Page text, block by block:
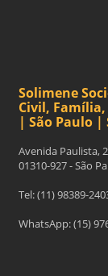
Solimene
Civil,
| São Paulo |
Avenida Paulista,
01310-927 - São
Tel: (11) 98389-
WhatsApp: (15)